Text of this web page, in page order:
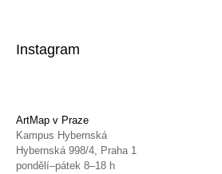
Instagram
ArtMap v Praze
Kampus Hybernská
Hybernská 998/4, Praha 1
pondělí–pátek 8–18 h